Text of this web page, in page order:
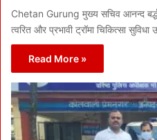
Chetan Gurung मुख्य सचिव आनन्द
त्वरित और प्रभावी ट्रॉमा चिकित्सा
Read More »